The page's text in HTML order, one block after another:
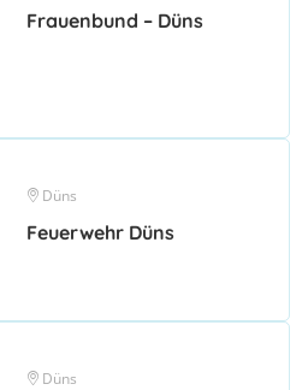
Frauenbund – Düns
Düns
Feuerwehr Düns
Düns